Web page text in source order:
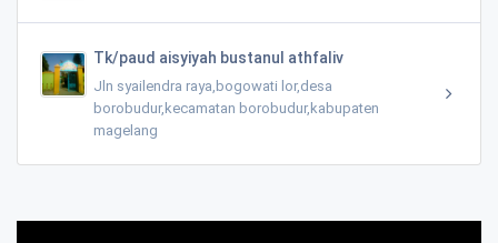
Tk/paud aisyiyah bustanul athfaliv
Jln syailendra raya,bogowati lor,desa
borobudur,kecamatan borobudur,kabupaten
magelang